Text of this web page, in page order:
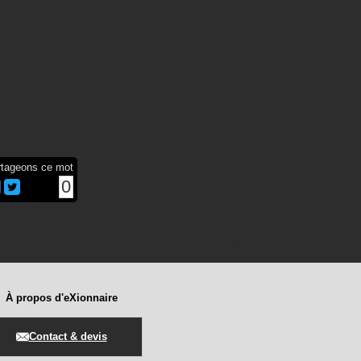
ce mot
0
À propos d'eXionnaire
Contact & devis